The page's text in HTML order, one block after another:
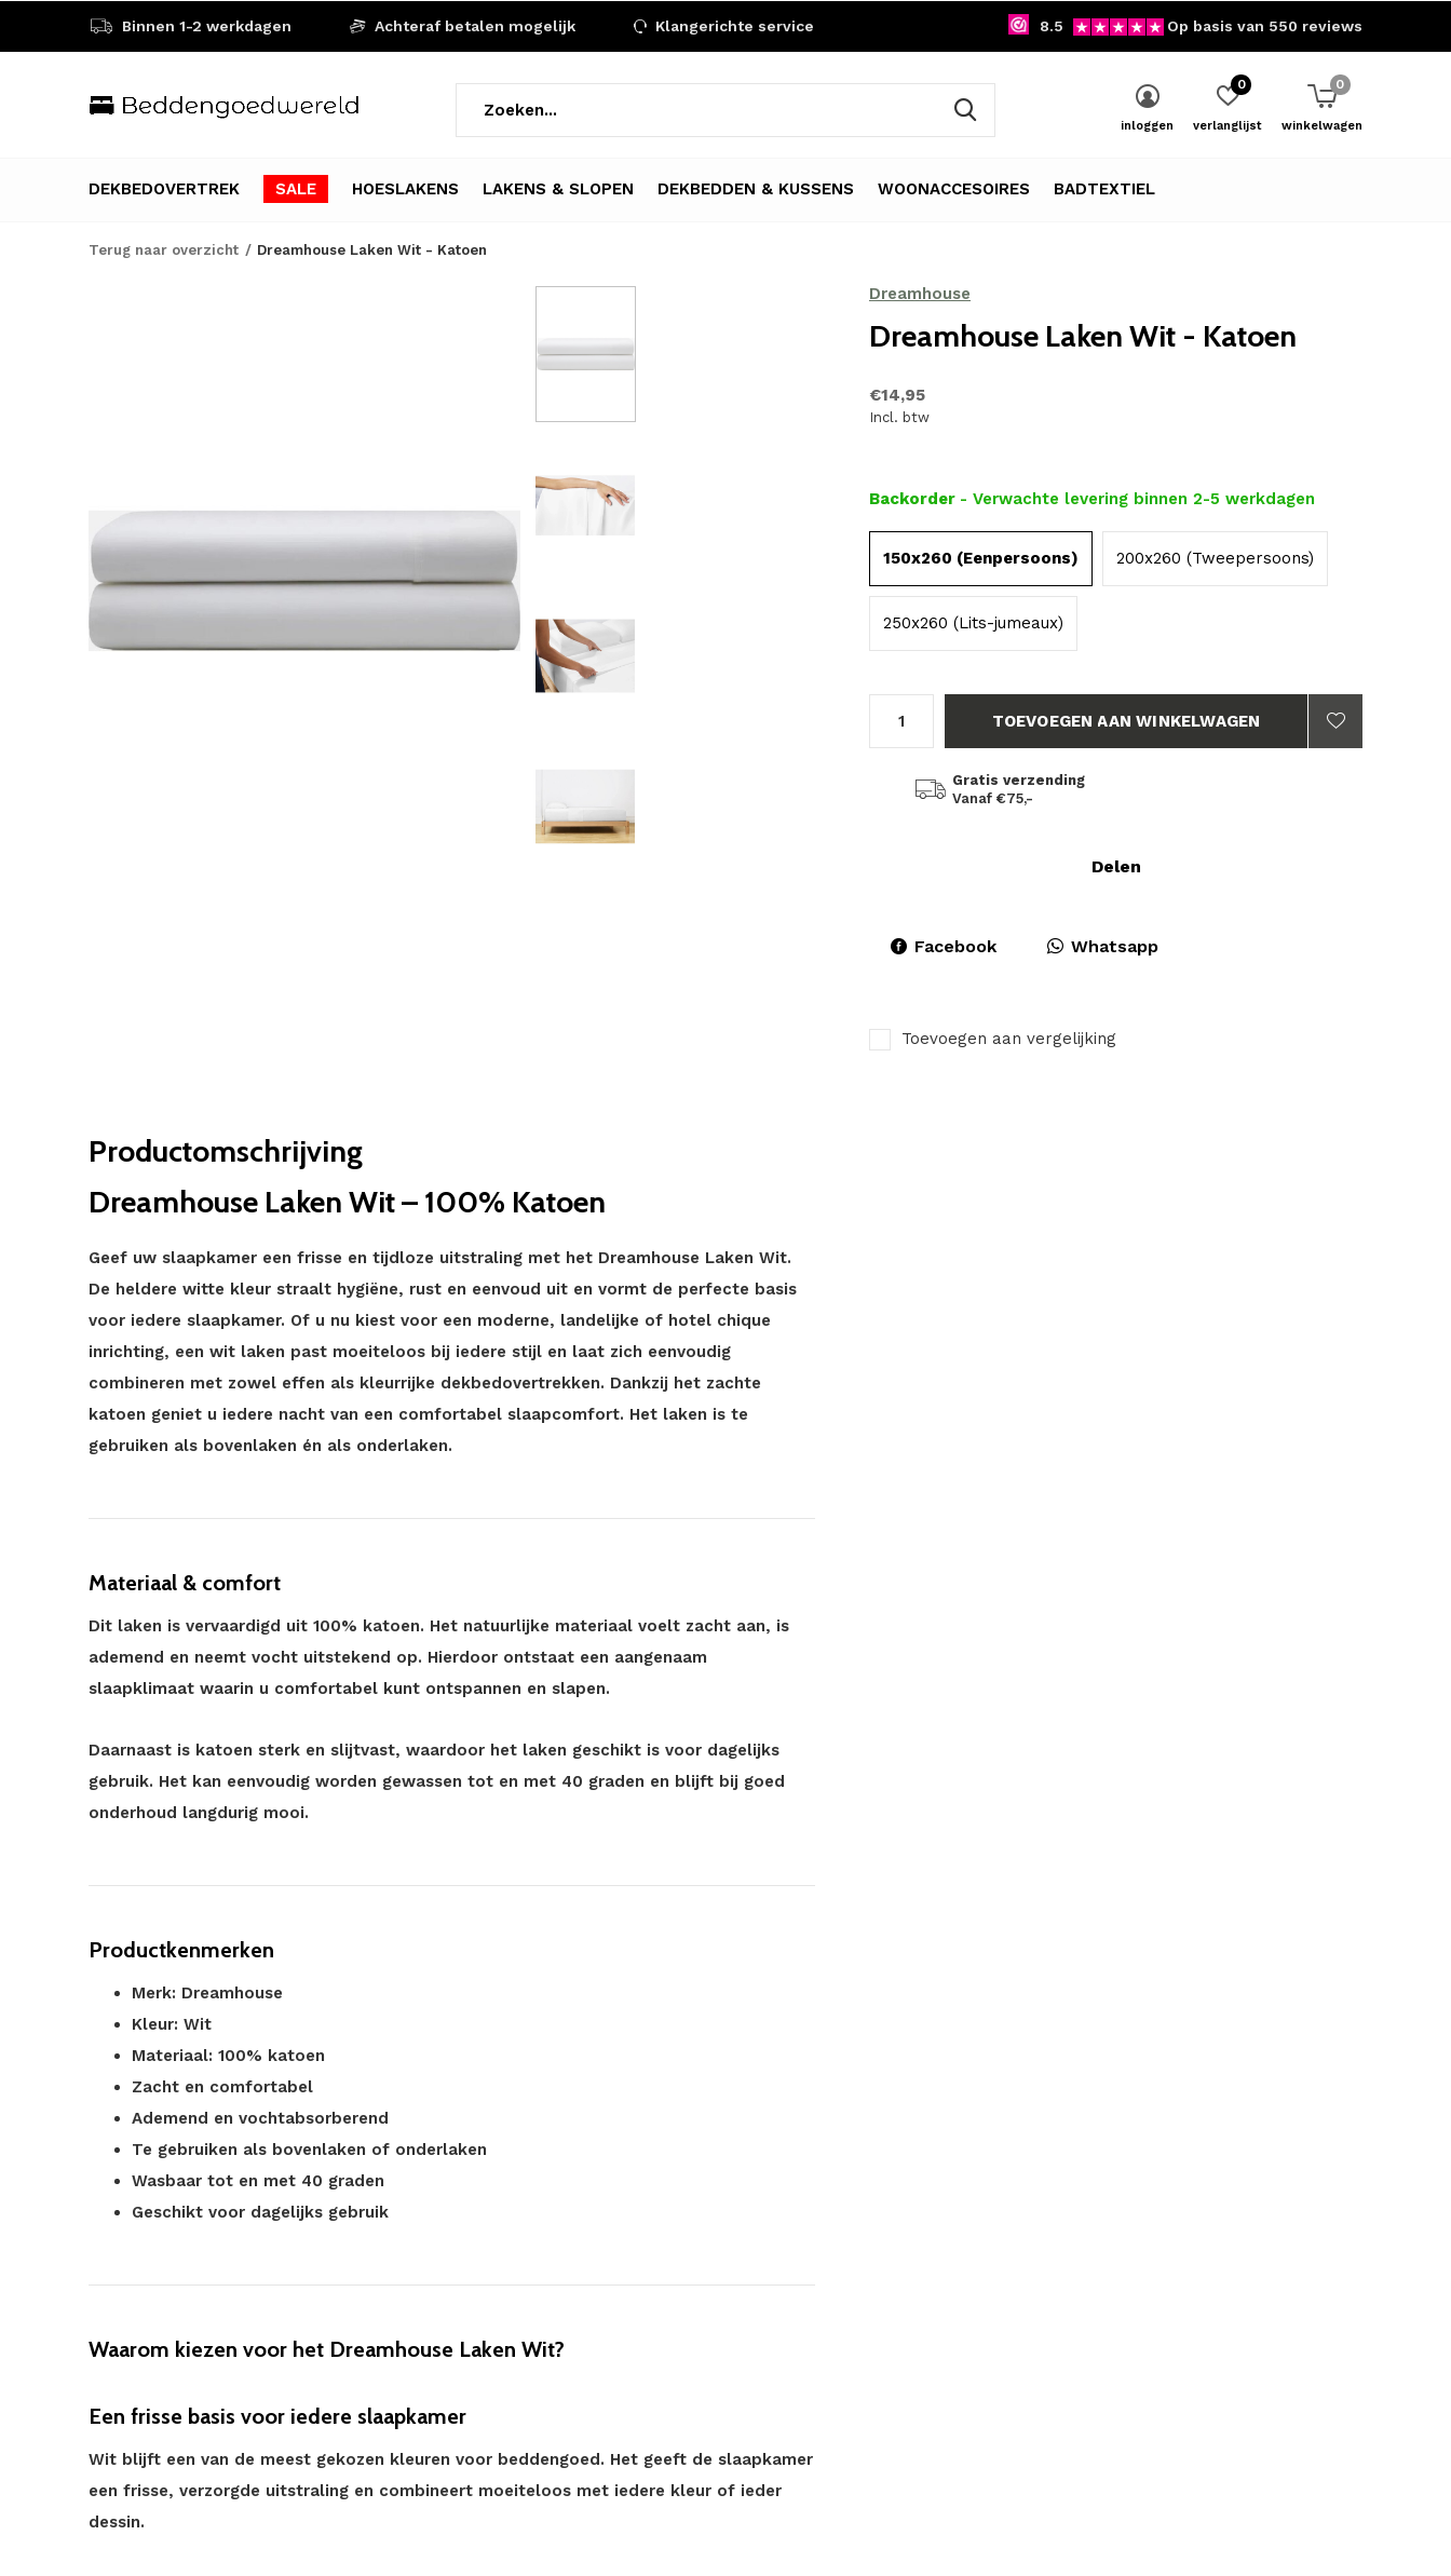
DEKBEDOVERTREK SALE HOESLAKENS LAKENS & SLOPEN DEKBEDDEN & KUSSENS WOONACCESOIRES BADTEXTIEL
inloggen verlanglijst
0
winkelwagen
0
Binnen 1-2 werkdagen Achteraf betalen mogelijk Klangerichte service 8.5 Op basis van 550 reviews
Terug naar overzicht Dreamhouse Laken Wit - Katoen
Dreamhouse
Dreamhouse Laken Wit - Katoen
€14,95
Incl. btw
Backorder - Verwachte levering binnen 2-5 werkdagen
150x260 (Eenpersoons) 200x260 (Tweepersoons)
250x260 (Lits-jumeaux)
TOEVOEGEN AAN WINKELWAGEN
Gratis verzending
Vanaf €75,-
Delen
Facebook Whatsapp
Toevoegen aan vergelijking
Productomschrijving
Dreamhouse Laken Wit – 100% Katoen
Geef uw slaapkamer een frisse en tijdloze uitstraling met het Dreamhouse Laken Wit.
De heldere witte kleur straalt hygiëne, rust en eenvoud uit en vormt de perfecte basis
voor iedere slaapkamer. Of u nu kiest voor een moderne, landelijke of hotel chique
inrichting, een wit laken past moeiteloos bij iedere stijl en laat zich eenvoudig
combineren met zowel effen als kleurrijke dekbedovertrekken. Dankzij het zachte
katoen geniet u iedere nacht van een comfortabel slaapcomfort. Het laken is te
gebruiken als bovenlaken én als onderlaken.
Materiaal & comfort
Dit laken is vervaardigd uit 100% katoen. Het natuurlijke materiaal voelt zacht aan, is
ademend en neemt vocht uitstekend op. Hierdoor ontstaat een aangenaam
slaapklimaat waarin u comfortabel kunt ontspannen en slapen.
Daarnaast is katoen sterk en slijtvast, waardoor het laken geschikt is voor dagelijks
gebruik. Het kan eenvoudig worden gewassen tot en met 40 graden en blijft bij goed
onderhoud langdurig mooi.
Productkenmerken
Merk: Dreamhouse
Kleur: Wit
Materiaal: 100% katoen
Zacht en comfortabel
Ademend en vochtabsorberend
Te gebruiken als bovenlaken of onderlaken
Wasbaar tot en met 40 graden
Geschikt voor dagelijks gebruik
Waarom kiezen voor het Dreamhouse Laken Wit?
Een frisse basis voor iedere slaapkamer
Wit blijft een van de meest gekozen kleuren voor beddengoed. Het geeft de slaapkamer
een frisse, verzorgde uitstraling en combineert moeiteloos met iedere kleur of ieder
dessin.